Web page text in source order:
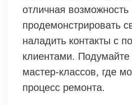
отличная возможность
продемонстрировать
наладить контакты с
клиентами. Подумайте
мастер-классов, где
процесс ремонта.